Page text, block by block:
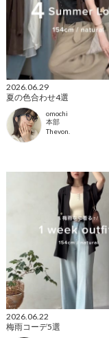
2026.06.29
夏の色合わせ4選
omochi
本部
Thevon.
2026.06.22
梅雨コーデ5選